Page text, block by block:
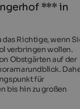
*** in
das Richtige, wenn
verbringen wollen.
Obstgärten auf der
für
bis hin zu großen